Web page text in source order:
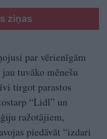
ziņas
par vērienīgām
tuvāko mēnešu
tirgot parastos
“Lidl” un
ražotājiem,
piedāvāt “izdari